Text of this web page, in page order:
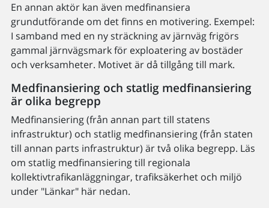
En annan aktör kan även medfinansiera
grundutförande om det finns en motivering. Exempel:
I samband med en ny sträckning av järnväg frigörs
gammal järnvägsmark för exploatering av bostäder
och verksamheter. Motivet är då tillgång till mark.
Medfinansiering och statlig medfinansiering
är olika begrepp
Medfinansiering (från annan part till statens
infrastruktur) och statlig medfinansiering (från staten
till annan parts infrastruktur) är två olika begrepp. Läs
om statlig medfinansiering till regionala
kollektivtrafikanläggningar, trafiksäkerhet och miljö
under "Länkar" här nedan.